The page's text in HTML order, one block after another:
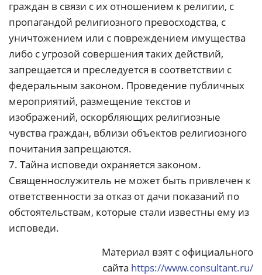
граждан в связи с их отношением к религии, с
пропагандой религиозного превосходства, с
уничтожением или с повреждением имущества
либо с угрозой совершения таких действий,
запрещается и преследуется в соответствии с
федеральным законом. Проведение публичных
мероприятий, размещение текстов и
изображений, оскорбляющих религиозные
чувства граждан, вблизи объектов религиозного
почитания запрещаются.
7. Тайна исповеди охраняется законом.
Священнослужитель не может быть привлечен к
ответственности за отказ от дачи показаний по
обстоятельствам, которые стали известны ему из
исповеди.
Материал взят с официального
сайта https://www.consultant.ru/